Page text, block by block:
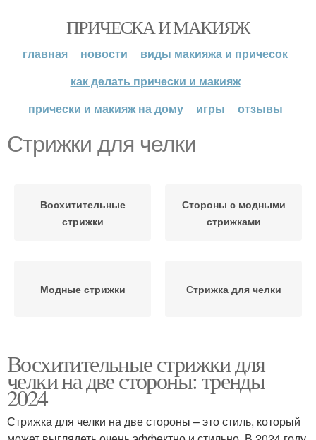
ПРИЧЕСКА И МАКИЯЖ
главная новости
виды макияжа и причесок
как делать прически и макияж
прически и макияж на дому
игры отзывы
Стрижки для челки
Восхитительные
стрижки
Стороны с модными
стрижками
Модные стрижки Стрижка для челки
Восхитительные стрижки для
челки на две стороны: тренды
2024
Стрижка для челки на две стороны – это стиль, который